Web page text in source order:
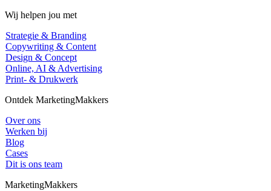
Wij helpen jou met
Strategie & Branding
Copywriting & Content
Design & Concept
Online, AI & Advertising
Print- & Drukwerk
Ontdek MarketingMakkers
Over ons
Werken bij
Blog
Cases
Dit is ons team
MarketingMakkers